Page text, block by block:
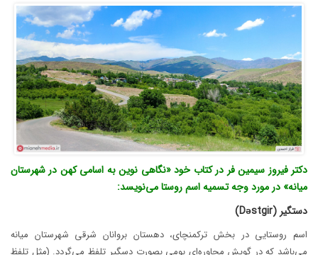
دکتر فیروز سیمین فر در کتاب خود «نگاهی نوین به اسامی کهن در شهرستان
میانه» در مورد وجه تسمیه اسم روستا می‌نویسد:
دستگیر (D
əstgir)
اسم روستایی در بخش ترکمنچای، دهستان بروانان شرقی شهرستان میانه